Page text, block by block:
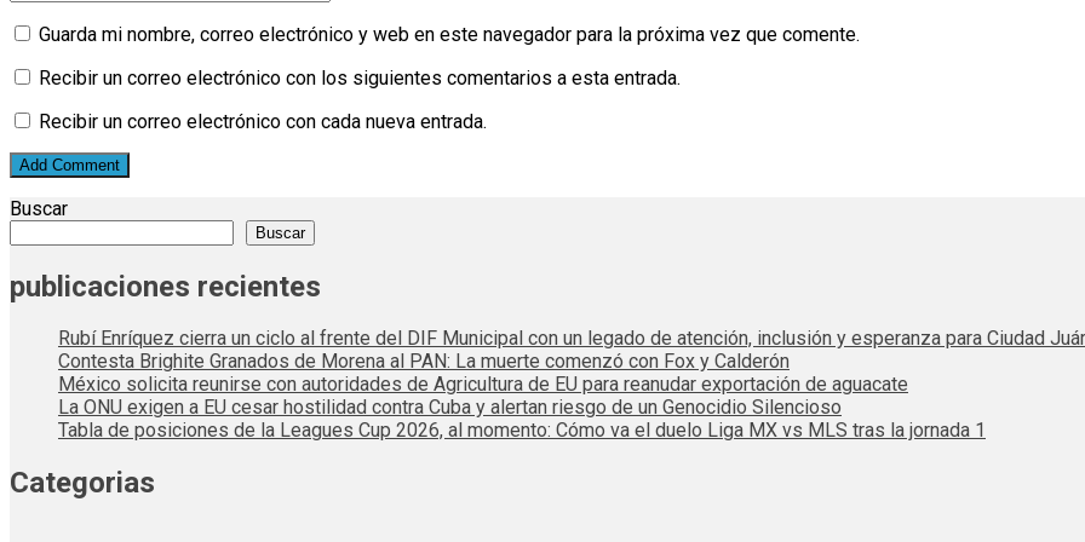
Guarda mi nombre, correo electrónico y web en este navegador para la próxima vez que comente.
Recibir un correo electrónico con los siguientes comentarios a esta entrada.
Recibir un correo electrónico con cada nueva entrada.
Buscar
Buscar
publicaciones recientes
Rubí Enríquez cierra un ciclo al frente del DIF Municipal con un legado de atención, inclusión y esperanza para Ciudad
Contesta Brighite Granados de Morena al PAN: La muerte comenzó con Fox y Calderón
México solicita reunirse con autoridades de Agricultura de EU para reanudar exportación de aguacate
La ONU exigen a EU cesar hostilidad contra Cuba y alertan riesgo de un Genocidio Silencioso
Tabla de posiciones de la Leagues Cup 2026, al momento: Cómo va el duelo Liga MX vs MLS tras la jornada 1
Categorias